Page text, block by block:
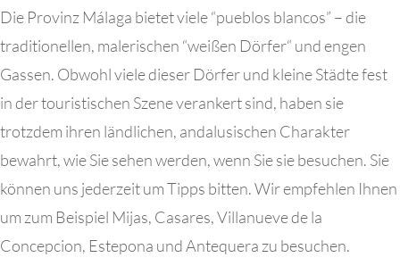
Die Provinz Málaga bietet viele “pueblos blancos” – die
traditionellen, malerischen “weißen Dörfer“ und engen
Gassen. Obwohl viele dieser Dörfer und kleine Städte fest
in der touristischen Szene verankert sind, haben sie
trotzdem ihren ländlichen, andalusischen Charakter
bewahrt, wie Sie sehen werden, wenn Sie sie besuchen. Sie
können uns jederzeit um Tipps bitten. Wir empfehlen Ihnen
um zum Beispiel Mijas, Casares, Villanueve de la
Concepcion, Estepona und Antequera zu besuchen.